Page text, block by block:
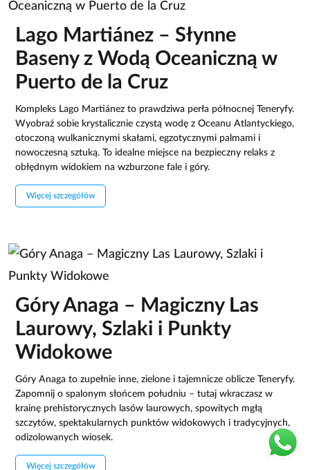
Lago Martiánez – Słynne
Baseny z Wodą Oceaniczną w
Puerto de la Cruz
Kompleks Lago Martiánez to prawdziwa perła północnej Teneryfy.
Wyobraź sobie krystalicznie czystą wodę z Oceanu Atlantyckiego,
otoczoną wulkanicznymi skałami, egzotycznymi palmami i
nowoczesną sztuką. To idealne miejsce na bezpieczny relaks z
obłędnym widokiem na wzburzone fale i góry.
Więcej szczegółów
Góry Anaga – Magiczny Las
Laurowy, Szlaki i Punkty
Widokowe
Góry Anaga to zupełnie inne, zielone i tajemnicze oblicze Teneryfy.
Zapomnij o spalonym słońcem południu – tutaj wkraczasz w
krainę prehistorycznych lasów laurowych, spowitych mgłą
szczytów, spektakularnych punktów widokowych i tradycyjnych,
odizolowanych wiosek.
Więcej szczegółów